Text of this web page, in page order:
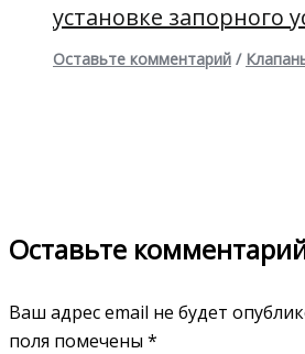
установке запорного
Оставьте комментарий /
Оставьте
Ваш адрес email не будет
поля помечены *